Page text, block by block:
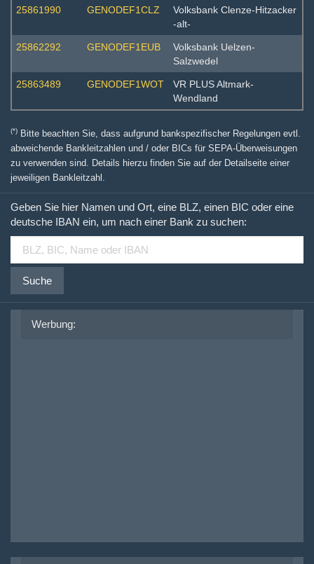
25861990 GENODEF1CLZ
Volksbank Clenze-Hitzacker
-alt-
25862292 GENODEF1EUB
Volksbank Uelzen-
Salzwedel
25863489 GENODEF1WOT
VR PLUS Altmark-
Wendland
(*) Bitte beachten Sie, dass aufgrund bankspezifischer Regelungen evtl.
abweichende Bankleitzahlen und / oder BICs für SEPA-Überweisungen
zu verwenden sind. Details hierzu finden Sie auf der Detailseite einer
jeweiligen Bankleitzahl.
Geben Sie hier Namen und Ort, eine BLZ, einen BIC oder eine
deutsche IBAN ein, um nach einer Bank zu suchen:
Suche
Werbung: